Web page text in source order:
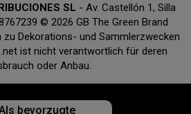
SL - Av. Castellón 1, Silla
© 2026 GB The Green Brand
zu Dekorations- und Sammlerzwecken
ist nicht verantwortlich für deren
oder Anbau.
bevorzugte